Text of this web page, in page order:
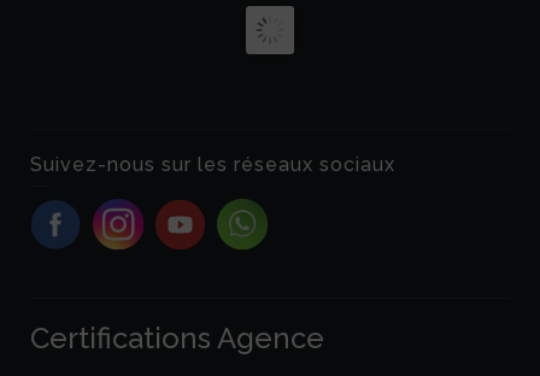
Suivez-nous sur les réseaux sociaux
Certifications Agence